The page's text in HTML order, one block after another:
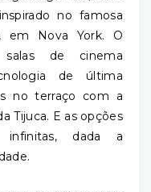
no famosa
em Nova York. O
de cinema
de última
no terraço com a
Tijuca. E as opções
infinitas, dada a